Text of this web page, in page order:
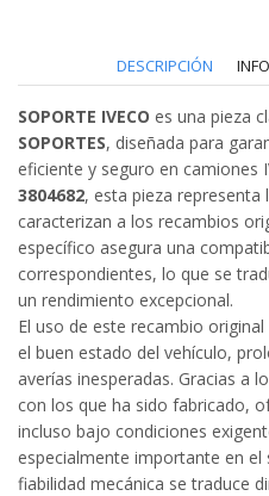
DESCRIPCIÓN
SOPORTE IVECO es una pieza
SOPORTES, diseñada para
eficiente y seguro en camiones
3804682, esta pieza representa
caracterizan a los recambios
específico asegura una
correspondientes, lo que se
un rendimiento excepcional.
El uso de este recambio
el buen estado del vehículo,
averías inesperadas. Gracias a
con los que ha sido fabricado,
incluso bajo condiciones
especialmente importante en
fiabilidad mecánica se traduce